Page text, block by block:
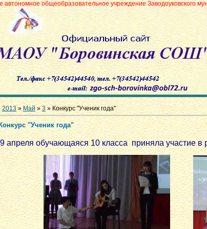
учреждение Заводоуковского
2013 » Май » 3 » Конкурс "Ученик года"
Конкурс "Ученик года"
апреля обучающаяся 10 класса приняла участие в